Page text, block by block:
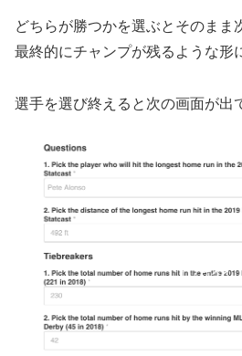
どちらが勝つかを選ぶとそのまま
最終的にチャンプが残るような形
選手を選び終えると次の画面が出